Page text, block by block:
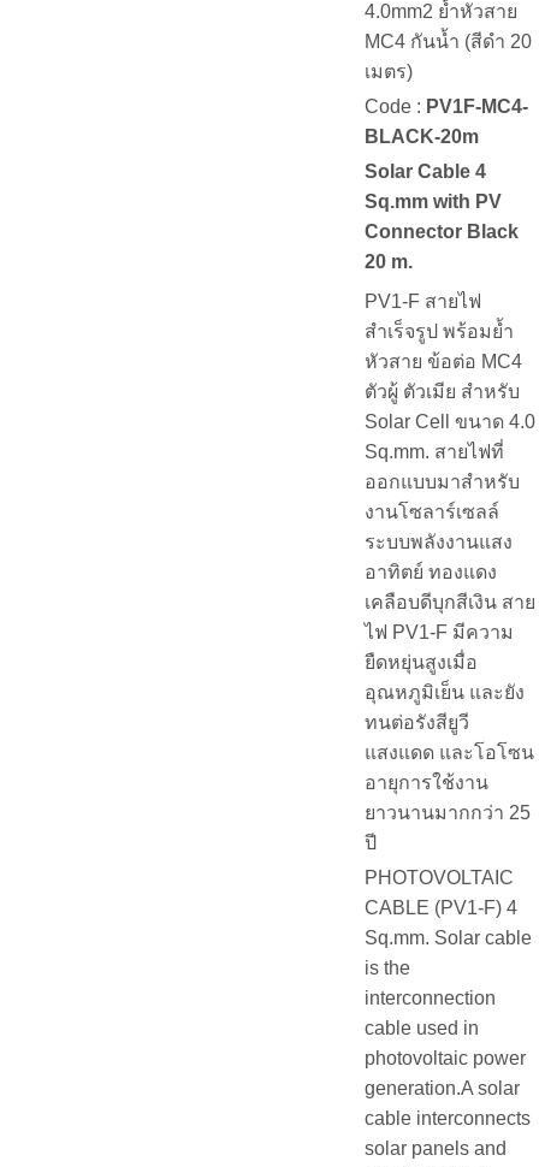
4.0mm2 ย้ำหัวสาย
MC4 กันน้ำ (สีดำ 20
เมตร)
Code : PV1F-MC4-
BLACK-20m
Solar Cable 4
Sq.mm with PV
Connector Black
20 m.
PV1-F สายไฟ
สำเร็จรูป พร้อมย้ำ
หัวสาย ข้อต่อ MC4
ตัวผู้ ตัวเมีย สำหรับ
Solar Cell ขนาด 4.0
Sq.mm. สายไฟที่
ออกแบบมาสำหรับ
งานโซลาร์เซลล์
ระบบพลังงานแสง
อาทิตย์ ทองแดง
เคลือบดีบุกสีเงิน สาย
ไฟ PV1-F มีความ
ยืดหยุ่นสูงเมื่อ
อุณหภูมิเย็น และยัง
ทนต่อรังสียูวี
แสงแดด และโอโซน
อายุการใช้งาน
ยาวนานมากกว่า 25
ปี
PHOTOVOLTAIC
CABLE (PV1-F) 4
Sq.mm. Solar cable
is the
interconnection
cable used in
photovoltaic power
generation.A solar
cable interconnects
solar panels and